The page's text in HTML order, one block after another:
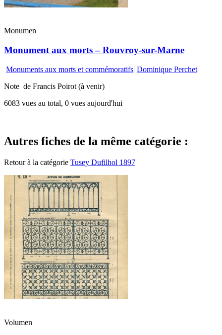
Monumen
Monument aux morts – Rouvroy-sur-Marne
Monuments aux morts et commémoratifs| Dominique Perchet
Note de Francis Poirot (à venir)
6083 vues au total, 0 vues aujourd'hui
Autres fiches de la même catégorie :
Retour à la catégorie Tusey Dufilhol 1897
Volumen